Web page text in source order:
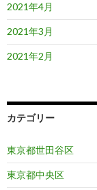
2021年4月
2021年3月
2021年2月
カテゴリー
東京都世田谷区
東京都中央区